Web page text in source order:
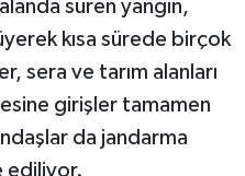
süren yangın,
kısa sürede birçok
sera ve tarım alanları
girişler tamamen
da jandarma
ediliyor.